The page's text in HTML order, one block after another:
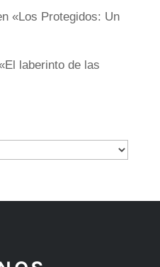
«Los Protegidos: Un
laberinto de las